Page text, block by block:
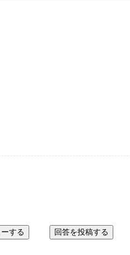
する 回答を投稿する